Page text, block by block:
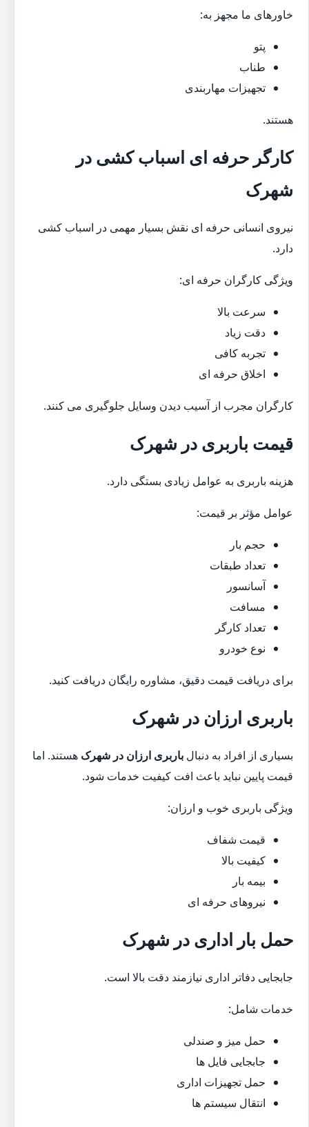
خاورهای ما مجهز به:
پتو
طناب
تجهیزات مهاربندی
هستند.
کارگر حرفه ای اسباب کشی در
شهرک
نیروی انسانی حرفه ای نقش بسیار مهمی در اسباب کشی
دارد.
ویژگی کارگران حرفه ای:
سرعت بالا
دقت زیاد
تجربه کافی
اخلاق حرفه ای
کارگران مجرب از آسیب دیدن وسایل جلوگیری می کنند.
قیمت باربری در شهرک
هزینه باربری به عوامل زیادی بستگی دارد.
عوامل مؤثر بر قیمت:
حجم بار
تعداد طبقات
آسانسور
مسافت
تعداد کارگر
نوع خودرو
برای دریافت قیمت دقیق، مشاوره رایگان دریافت کنید.
باربری ارزان در شهرک
بسیاری از افراد به دنبال باربری ارزان در شهرک هستند. اما
قیمت پایین نباید باعث افت کیفیت خدمات شود.
ویژگی باربری خوب و ارزان:
قیمت شفاف
کیفیت بالا
بیمه بار
نیروهای حرفه ای
حمل بار اداری در شهرک
جابجایی دفاتر اداری نیازمند دقت بالا است.
خدمات شامل:
حمل میز و صندلی
جابجایی فایل ها
حمل تجهیزات اداری
انتقال سیستم ها